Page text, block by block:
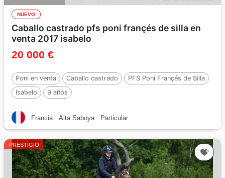
NUEVO
Caballo castrado pfs poni françés de silla en
venta 2017 isabelo
20 000 €
Poni en venta Caballo castrado
PFS Poni Françés de Silla
Isabelo
9 años
Francia Alta Saboya Particular
PRESTIGIO